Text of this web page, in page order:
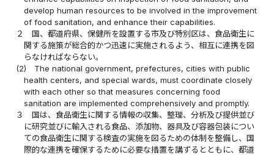
develop human resources to be involved in the improvement
of food sanitation, and enhance their capabilities.
２
国、都道府県、保健所を設置する市及び特別区は、食品衛生に
関する施策が総合的かつ迅速に実施されるよう、相互に連携を図
らなければならない。
(2)
The national government, prefectures, cities with public
health centers, and special wards, must coordinate closely
with each other so that measures concerning food
sanitation are implemented comprehensively and promptly.
３
国は、食品衛生に関する情報の収集、整理、分析及び提供並び
に研究並びに輸入される食品、添加物、器具及び容器包装につい
ての食品衛生に関する検査の実施を図るための体制を整備し、国
際的な連携を確保するために必要な措置を講ずるとともに、都道